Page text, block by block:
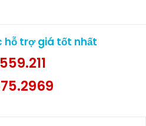
hỗ trợ giá tốt nhất